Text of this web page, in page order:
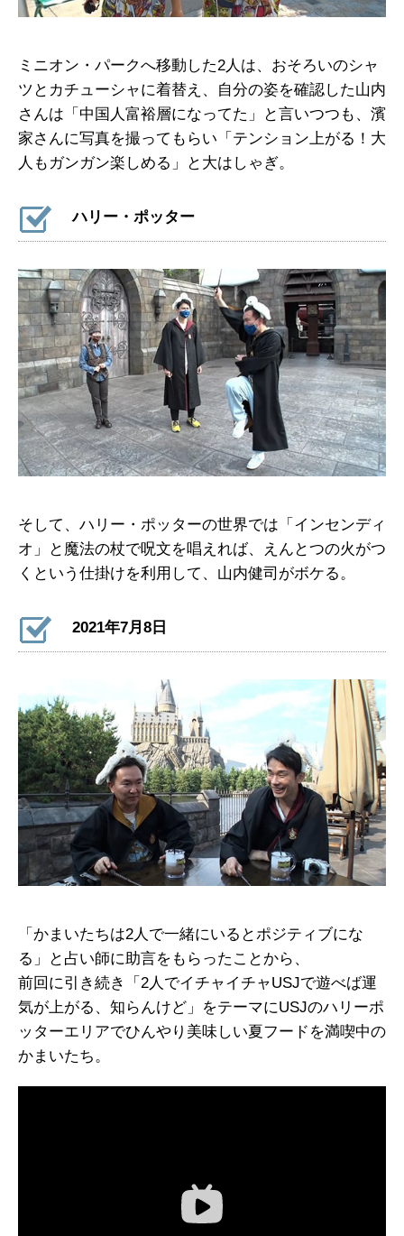
ミニオン・パークへ移動した2人は、おそろいのシャ
ツとカチューシャに着替え、自分の姿を確認した山内
さんは「中国人富裕層になってた」と言いつつも、濱
家さんに写真を撮ってもらい「テンション上がる！大
人もガンガン楽しめる」と大はしゃぎ。
ハリー・ポッター
そして、ハリー・ポッターの世界では「インセンディ
オ」と魔法の杖で呪文を唱えれば、えんとつの火がつ
くという仕掛けを利用して、山内健司がボケる。
2021年7月8日
「かまいたちは2人で一緒にいるとポジティブにな
る」と占い師に助言をもらったことから、
前回に引き続き「2人でイチャイチャUSJで遊べば運
気が上がる、知らんけど」をテーマにUSJのハリーポ
ッターエリアでひんやり美味しい夏フードを満喫中の
かまいたち。